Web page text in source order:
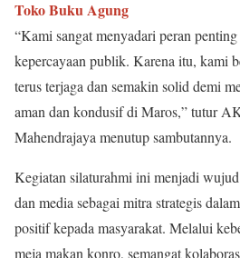
Toko Buku Agung
“Kami sangat menyadari peran
kepercayaan publik. Karena itu, kami
terus terjaga dan semakin solid demi
aman dan kondusif di Maros,” tutur
Mahendrajaya menutup sambutannya.
Kegiatan silaturahmi ini menjadi
dan media sebagai mitra strategis
positif kepada masyarakat. Melalui
meja makan konro, semangat